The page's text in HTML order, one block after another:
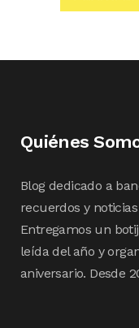
Quiénes
Blog dedicado a
recuerdos y
Entregamos un
leída del año y
aniversario. Desde